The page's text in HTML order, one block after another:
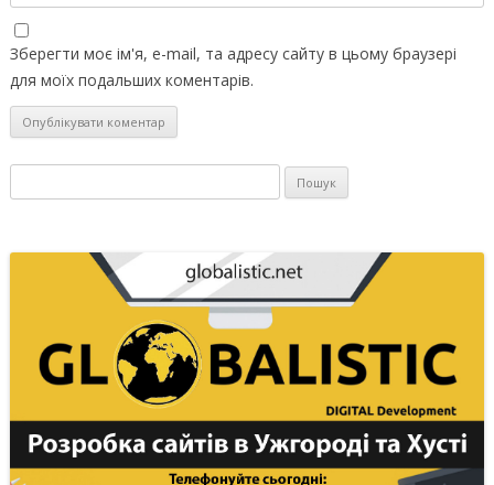
Зберегти моє ім'я, e-mail, та адресу сайту в цьому браузері
для моїх подальших коментарів.